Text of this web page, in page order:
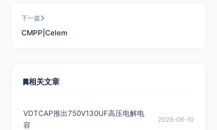
下一篇
CMPP|Celem
相关文章
VDTCAP推出750V130UF高压电解电
容
2026-06-10